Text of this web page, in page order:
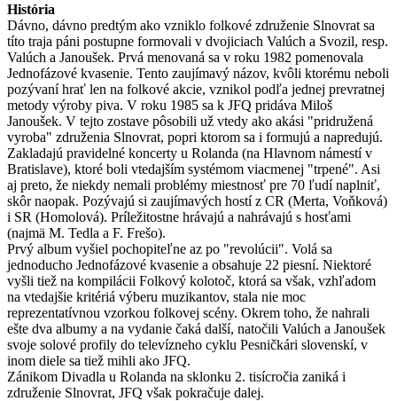
História
Dávno, dávno predtým ako vzniklo folkové združenie Slnovrat sa
títo traja páni postupne formovali v dvojiciach Valúch a Svozil, resp.
Valúch a Janoušek. Prvá menovaná sa v roku 1982 pomenovala
Jednofázové kvasenie. Tento zaujímavý názov, kvôli ktorému neboli
pozývaní hrať len na folkové akcie, vznikol podľa jednej prevratnej
metody výroby piva. V roku 1985 sa k JFQ pridáva Miloš
Janoušek. V tejto zostave pôsobili už vtedy ako akási "pridružená
vyroba" združenia Slnovrat, popri ktorom sa i formujú a napredujú.
Zakladajú pravidelné koncerty u Rolanda (na Hlavnom námestí v
Bratislave), ktoré boli vtedajším systémom viacmenej "trpené". Asi
aj preto, že niekdy nemali problémy miestnosť pre 70 ľudí naplniť,
skôr naopak. Pozývajú si zaujímavých hostí z CR (Merta, Voňková)
i SR (Homolová). Príležitostne hrávajú a nahrávajú s hosťami
(najmä M. Tedla a F. Frešo).
Prvý album vyšiel pochopiteľne az po "revolúcii". Volá sa
jednoducho Jednofázové kvasenie a obsahuje 22 piesní. Niektoré
vyšli tiež na kompilácii Folkový kolotoč, ktorá sa však, vzhľadom
na vtedajšie kritériá výberu muzikantov, stala nie moc
reprezentatívnou vzorkou folkovej scény. Okrem toho, že nahrali
ešte dva albumy a na vydanie čaká další, natočili Valúch a Janoušek
svoje solové profily do televízneho cyklu Pesničkári slovenskí, v
inom diele sa tiež mihli ako JFQ.
Zánikom Divadla u Rolanda na sklonku 2. tisícročia zaniká i
združenie Slnovrat, JFQ však pokračuje dalej.